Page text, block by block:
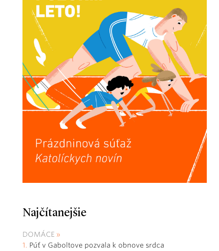
Najčítanejšie
DOMÁCE
Púť v Gaboltove pozvala k obnove srdca